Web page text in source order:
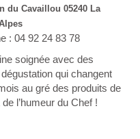
du Cavaillou 05240 La
: 04 92 24 83 78
soignée avec des
qui changent
au gré des produits de
l’humeur du Chef !